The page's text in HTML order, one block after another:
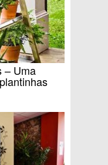
– Uma